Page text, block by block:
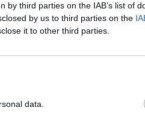
third parties on the IAB’s list of
by us to third parties on the
it to other third parties.
data.
τα προς κατασκευή δίκτυα
έχουν συνολικό μήκος
και κυρίως στο τμήμα του
το δίκτυο από
οδού Κάστρου Λαμίας και
ομβρίων, που παροχετεύει τα